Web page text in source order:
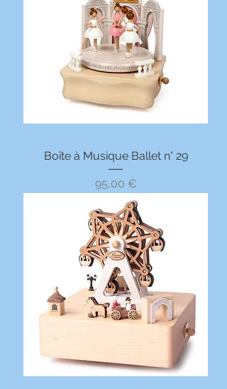
Boîte à Musique Ballet n° 29
Prix
95,00 €